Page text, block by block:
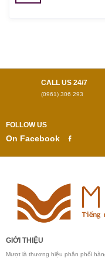
CALL US 24/7
(0961) 306 293
FOLLOW US
On Facebook
GIỚI THIỆU
Mượt là thương hiệu phân phối